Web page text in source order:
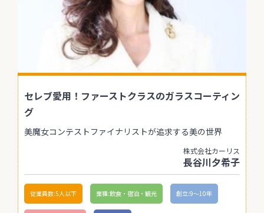
セレブ愛用！ファーストクラスのガラスコーティン
グ
美魔女コンテストファイナリストが追求する美の世界
株式会社カーリス
長谷川夕希子
従業員数:5人以下 業種:飲食・宿泊・観光 創立:9〜10年